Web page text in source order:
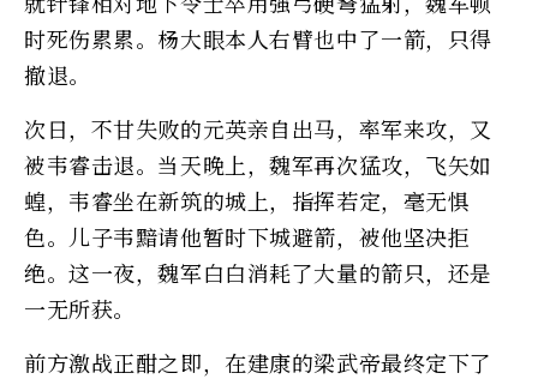
时死伤累累。杨大眼本人右臂也中了一箭，只得
撤退。
次日，不甘失败的元英亲自出马，率军来攻，又
被韦睿击退。当天晚上，魏军再次猛攻，飞矢如
蝗，韦睿坐在新筑的城上，指挥若定，毫无惧
色。儿子韦黯请他暂时下城避箭，被他坚决拒
绝。这一夜，魏军白白消耗了大量的箭只，还是
一无所获。
前方激战正酣之即，在建康的梁武帝最终定下了